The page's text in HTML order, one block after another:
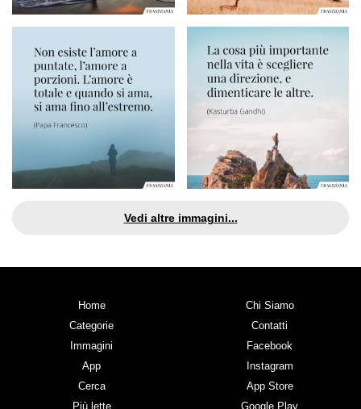
Vedi altre immagini...
Home
Categorie
Immagini
App
Cerca
Più lette
Chi Siamo
Contatti
Facebook
Instagram
App Store
Google Play